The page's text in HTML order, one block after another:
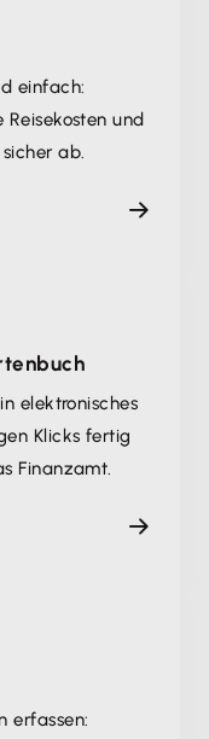
einfach:
und
ab.
elektronisches
Klicks fertig
Finanzamt.
erfassen: